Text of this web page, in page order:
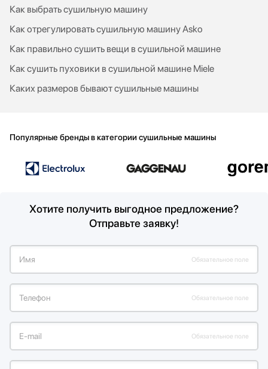
Как выбрать сушильную машину
Как отрегулировать сушильную машину Asko
Как правильно сушить вещи в сушильной машине
Как сушить пуховики в сушильной машине Miele
Каких размеров бывают сушильные машины
Популярные бренды в категории сушильные машины
Хотите получить выгодное предложение?
Отправьте заявку!
Имя Обязательное поле
Телефон Обязательное поле
Е-mail Обязательное поле